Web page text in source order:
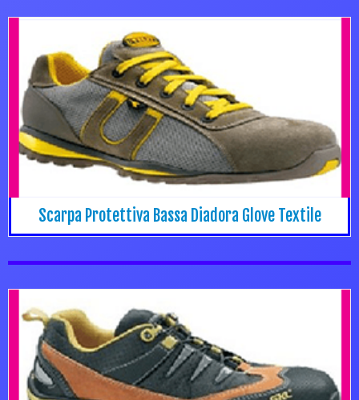
Scarpa Protettiva Bassa Diadora Glove Textile